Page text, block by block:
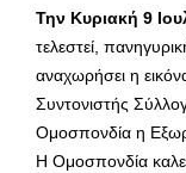
Την Κυριακή 9
τελεστεί,
αναχωρήσει η
Συντονιστής
Ομοσπονδία η
Η Ομοσπονδία